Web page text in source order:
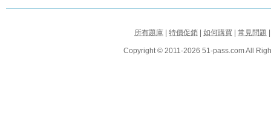
所有題庫 | 特價促銷 | 如何購買 | 常見問題
Copyright © 2011-2026 51-pass.com All